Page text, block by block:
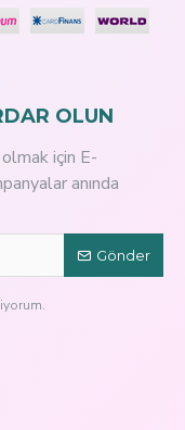
OLUN
olmak için E-
anında
Gönder